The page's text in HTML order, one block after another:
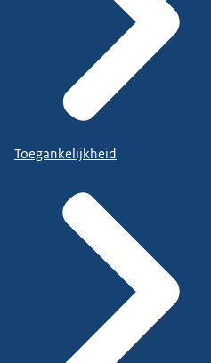
Toegankelijkheid